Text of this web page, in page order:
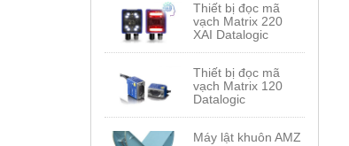
Thiết bị đọc mã
vạch Matrix 220
XAI Datalogic
Thiết bị đọc mã
vạch Matrix 120
Datalogic
Máy lật khuôn AMZ